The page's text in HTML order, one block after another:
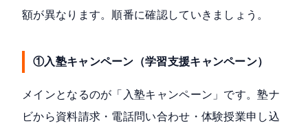
額が異なります。順番に確認していきましょう。
①入塾キャンペーン（学習支援キャンペーン）
メインとなるのが「入塾キャンペーン」です。塾ナ
ビから資料請求・電話問い合わせ・体験授業申し込